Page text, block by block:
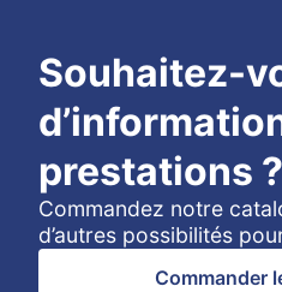
Souhaitez-
prestations ?
Commandez notre
d’autres possibilités
Commander